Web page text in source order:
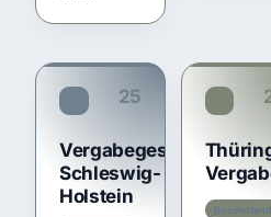
25
Vergabegesetz
Schleswig-
Holstein
Bundesland